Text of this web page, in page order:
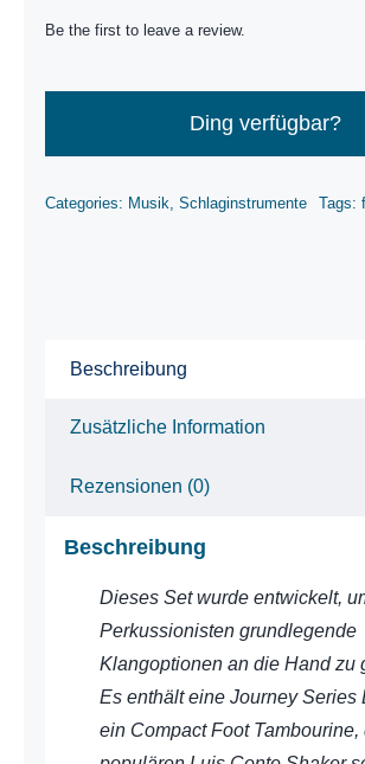
Be the first to leave a review.
Ding verfügbar?
Categories: Musik, Schlaginstrumente Tags:
Beschreibung
Zusätzliche Information
Rezensionen (0)
Beschreibung
Dieses Set wurde entwickelt,
Perkussionisten grundlegende
Klangoptionen an die Hand zu
Es enthält eine Journey Series
ein Compact Foot Tambourine,